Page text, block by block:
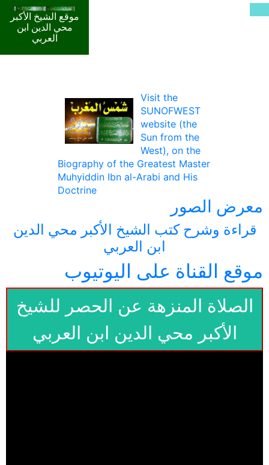
موقع الشيخ الأكبر
محي الدين ابن
العربي
Visit the
SUNOFWEST
website (the
Sun from the
West), on the
Biography of the Greatest Master
Muhyiddin Ibn al-Arabi and His
Doctrine
معرض الصور
قراءة وشرح كتب الشيخ الأكبر محي الدين
ابن العربي
موقع القناة على اليوتيوب
الصلاة المنزهة عن الحصر للشيخ
الأكبر محي الدين ابن العربي